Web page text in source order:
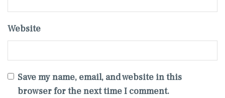
Website
Save my name, email, and website in this
browser for the next time I comment.